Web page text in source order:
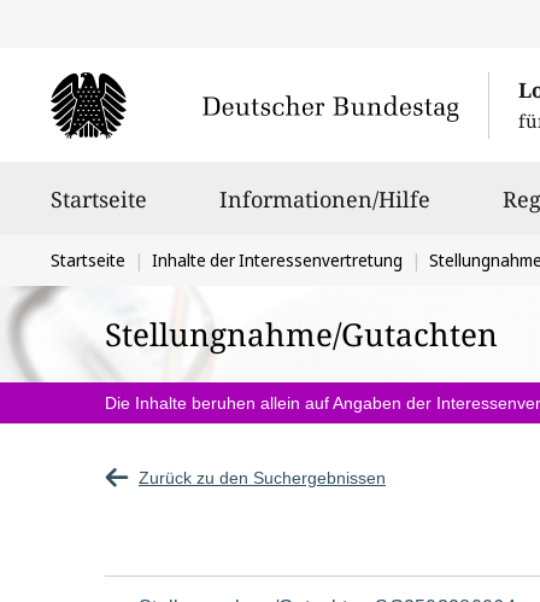
Startseite Informationen/Hilfe
Sie
befinden
sich
hier:
Startseite Inhalte der Interessenvertretung
Stellungnahme/Gutachten
Die Inhalte beruhen allein auf Angaben der
Zurück zu den Suchergebnissen